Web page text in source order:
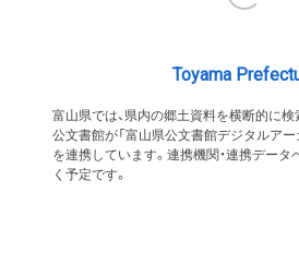
Toyama
富山県では、県内の郷土資料を横断的に検
公文書館が「富山県公文書館デジタルア
を連携しています。連携機関・連携デー
く予定です。